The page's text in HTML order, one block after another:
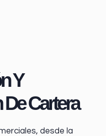
Y
Cartera
desde la